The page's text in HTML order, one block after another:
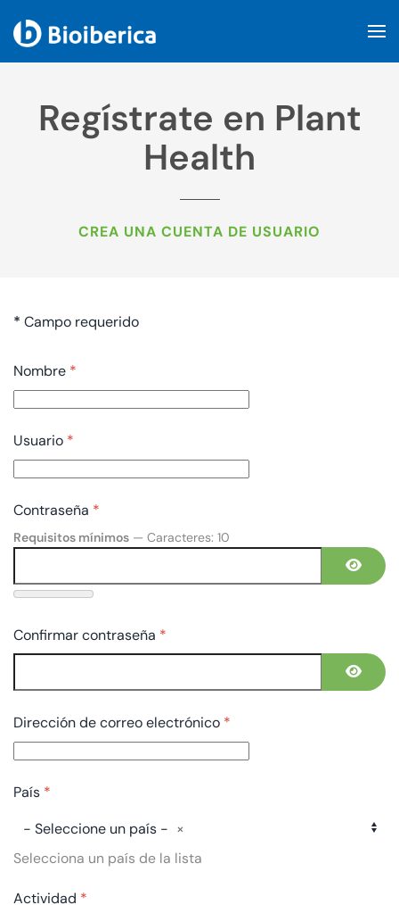
Regístrate en Plant
Health
CREA UNA CUENTA DE USUARIO
* Campo requerido
Nombre *
Usuario *
Contraseña *
Requisitos mínimos — Caracteres: 10
Confirmar contraseña *
Dirección de correo electrónico *
País *
- Seleccione un país -
Selecciona un país de la lista
Actividad *